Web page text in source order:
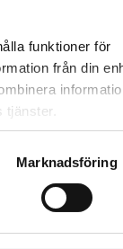
funktioner för
från din
Marknadsföring
Supergott,
turkisk